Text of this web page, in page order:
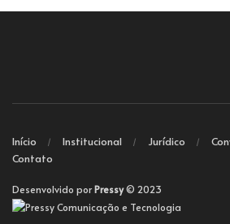
Início Institucional Jurídico
Contato
Desenvolvido porPressy© 2023